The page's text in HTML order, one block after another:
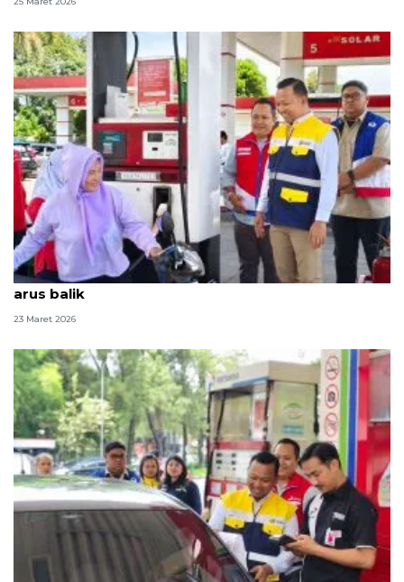
BPH Migas jamin stok BBM nasional aman untuk
arus balik
23 Maret 2026